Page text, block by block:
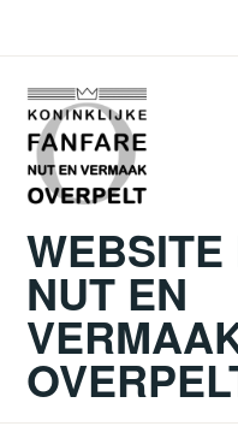
content
WEBSITE
NUT EN